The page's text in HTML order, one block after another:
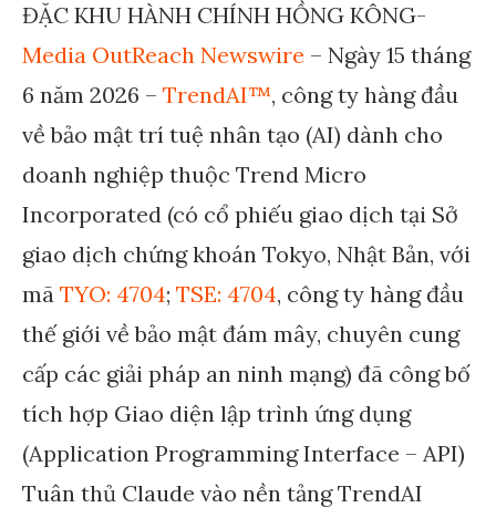
ĐẶC KHU HÀNH CHÍNH HỒNG KÔNG-
Media OutReach Newswire – Ngày 15 tháng
6 năm 2026 – TrendAI™, công ty hàng đầu
về bảo mật trí tuệ nhân tạo (AI) dành cho
doanh nghiệp thuộc Trend Micro
Incorporated (có cổ phiếu giao dịch tại Sở
giao dịch chứng khoán Tokyo, Nhật Bản, với
mã TYO: 4704; TSE: 4704, công ty hàng đầu
thế giới về bảo mật đám mây, chuyên cung
cấp các giải pháp an ninh mạng) đã công bố
tích hợp Giao diện lập trình ứng dụng
(Application Programming Interface – API)
Tuân thủ Claude vào nền tảng TrendAI